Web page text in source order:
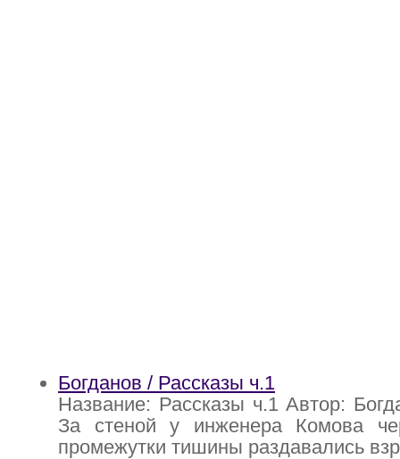
Богданов / Рассказы ч.1
Название: Рассказы ч.1 Автор:
За стеной у инженера Комова
промежутки тишины раздавались